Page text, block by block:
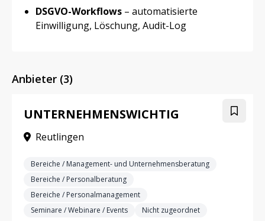
DSGVO-Workflows – automatisierte
Einwilligung, Löschung, Audit-Log
Anbieter (3)
UNTERNEHMENSWICHTIG
Reutlingen
Bereiche / Management- und Unternehmensberatung
Bereiche / Personalberatung
Bereiche / Personalmanagement
Seminare / Webinare / Events
Nicht zugeordnet